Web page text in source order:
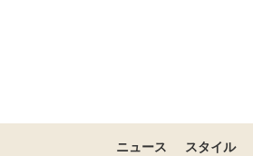
ニュース スタイル